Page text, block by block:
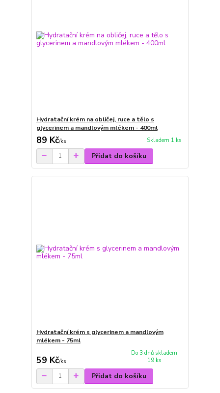
Hydratační krém na obličej, ruce a tělo s
glycerinem a mandlovým mlékem - 400ml
89 Kč/ks Skladem 1 ks
Přidat do košíku
Hydratační krém s glycerinem a mandlovým
mlékem - 75ml
59 Kč/ks
Do 3 dnů skladem
19 ks
Přidat do košíku